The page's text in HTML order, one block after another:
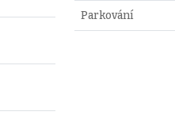
Parkování